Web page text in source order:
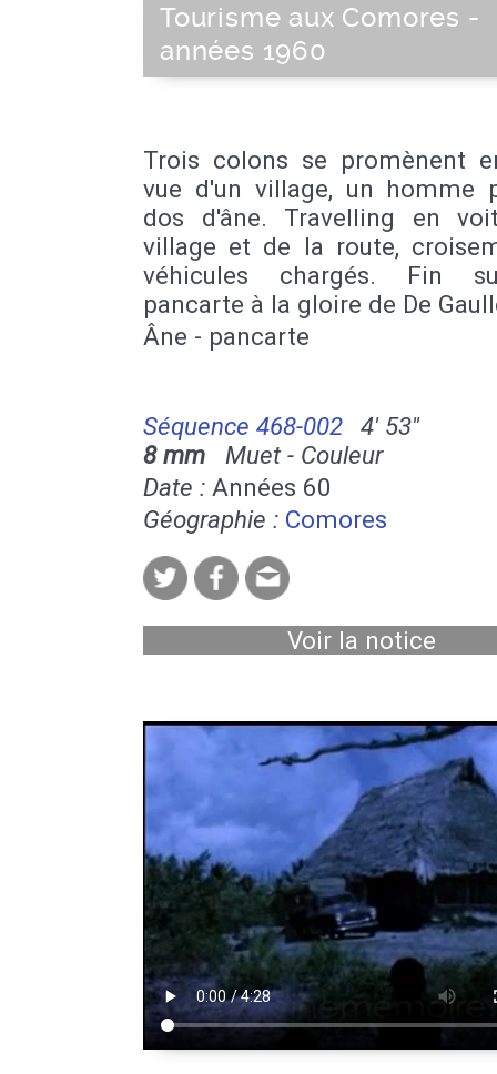
Tourisme aux Comores -
années 1960
Trois colons se promènent
vue d'un village, un homme
dos d'âne. Travelling en
village et de la route,
véhicules chargés. Fin
pancarte à la gloire de De
Âne - pancarte
Séquence 468-002
4' 53''
8 mm Muet - Couleur
Date : Années 60
Géographie : Comores
Voir la notice